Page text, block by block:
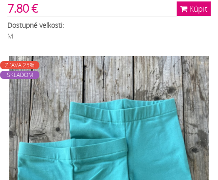
Kúpiť
7.80 €
Dostupné veľkosti:
M
ZĽAVA 25%
SKLADOM